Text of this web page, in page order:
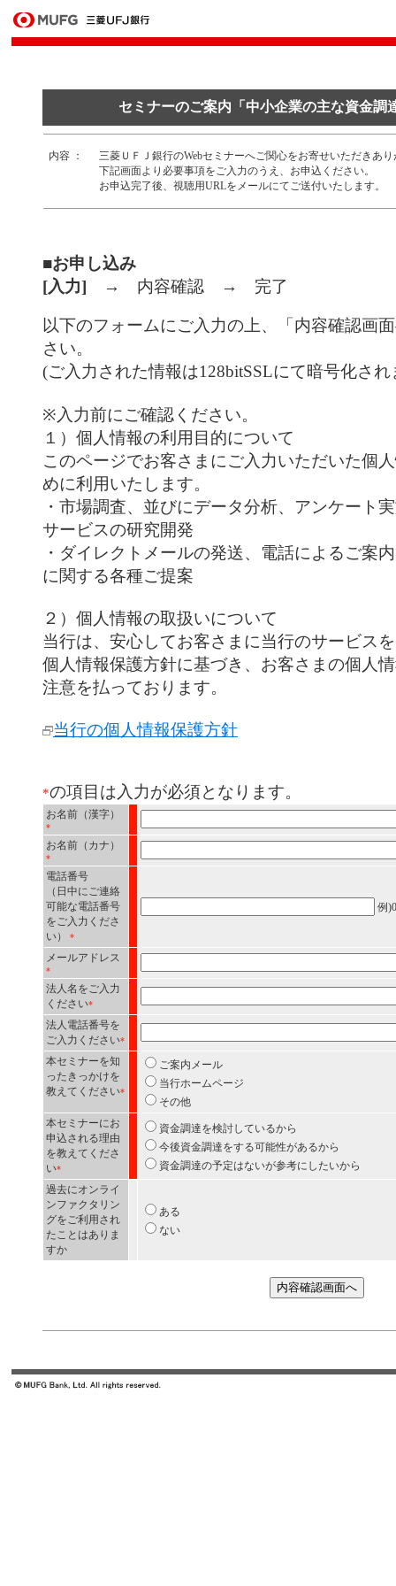
セミナーのご案内「中小企業の主な資金調
内容 ：
三菱ＵＦＪ銀行のWebセミナーへご関心をお寄せいただきあ
下記画面より必要事項をご入力のうえ、お申込ください。
お申込完了後、視聴用URLをメールにてご送付いたします。
■お申し込み
[入力] → 内容確認 → 完了
以下のフォームにご入力の上、「内容確認画
さい。
(ご入力された情報は128bitSSLにて暗号化され
※入力前にご確認ください。
１）個人情報の利用目的について
このページでお客さまにご入力いただいた個
めに利用いたします。
・市場調査、並びにデータ分析、アンケート
サービスの研究開発
・ダイレクトメールの発送、電話によるご案
に関する各種ご提案
２）個人情報の取扱いについて
当行は、安心してお客さまに当行のサービス
個人情報保護方針に基づき、お客さまの個人
注意を払っております。
当行の個人情報保護方針
*の項目は入力が必須となります。
お名前（漢字）
*
お名前（カナ）
*
電話番号
（日中にご連絡
可能な電話番号
をご入力くださ
い）
*
例
メールアドレス
*
法人名をご入力
ください*
法人電話番号を
ご入力ください*
本セミナーを知
ったきっかけを
教えてください*
ご案内メール
当行ホームページ
その他
本セミナーにお
申込される理由
を教えてくださ
い*
資金調達を検討しているから
今後資金調達をする可能性があるから
資金調達の予定はないが参考にしたいから
過去にオンライ
ンファクタリン
グをご利用され
たことはありま
すか
ある
ない